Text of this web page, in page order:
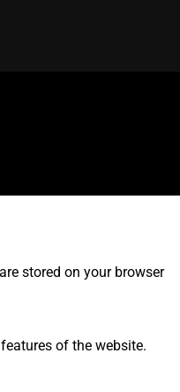
stored on your browser
of the website.